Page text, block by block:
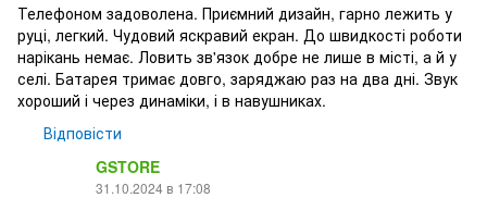
Телефоном задоволена. Приємний дизайн, гарно лежить у
руці, легкий. Чудовий яскравий екран. До швидкості роботи
нарікань немає. Ловить зв'язок добре не лише в місті, а й у
селі. Батарея тримає довго, заряджаю раз на два дні. Звук
хороший і через динаміки, і в навушниках.
Відповісти
GSTORE
31.10.2024 в 17:08